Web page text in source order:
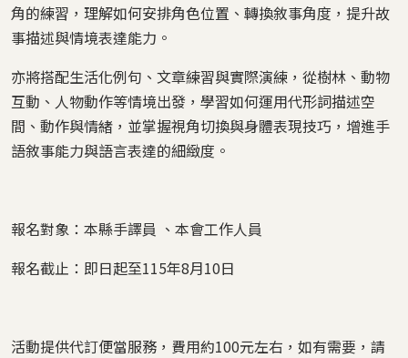
角的練習，理解如何安排角色位置、轉換敘事角度，提升故
事描述與情境表達能力。
亦將搭配生活化例句、文章練習與實際演練，從樹林、動物
互動、人物動作等情境出發，學習如何運用代形詞描述空
間、動作與情緒，並掌握視角切換與身體表現技巧，增進手
語敘事能力與語言表達的細緻度。
報名對象：本縣手譯員 、本會工作人員
報名截止：即日起至115年8月10日
活動提供代訂便當服務，費用約100元左右，如有需要，請